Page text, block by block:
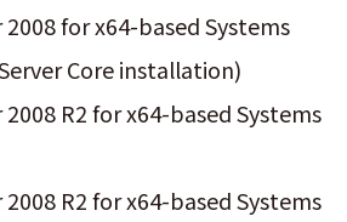
for x64-based Systems
Core installation)
R2 for x64-based Systems
R2 for x64-based Systems